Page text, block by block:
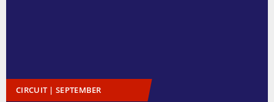
CIRCUIT | SEPTEMBER